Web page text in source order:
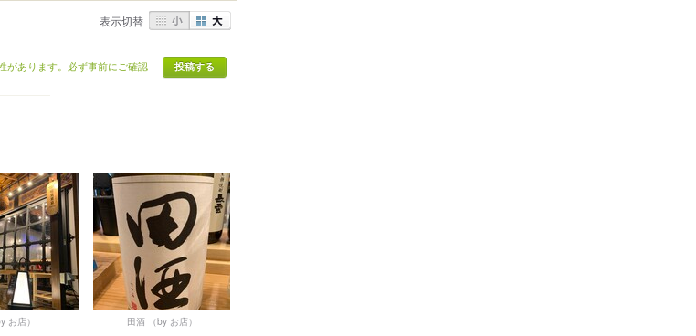
表示切替
があります。必ず事前にご確認
投稿する
お店） 田酒 （by お店）